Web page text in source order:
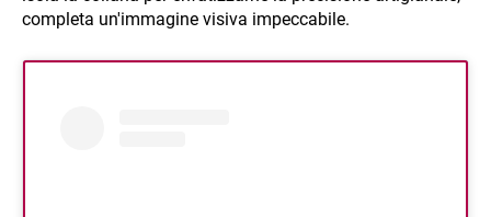
completa un'immagine visiva impeccabile.